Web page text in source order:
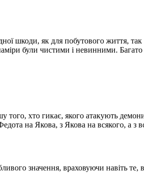
шкоди, як для побутового життя,
були чистими і невинними.
того, хто гикає, якого атакують
на Якова, з Якова на всякого, а з
значення, враховуючи навіть